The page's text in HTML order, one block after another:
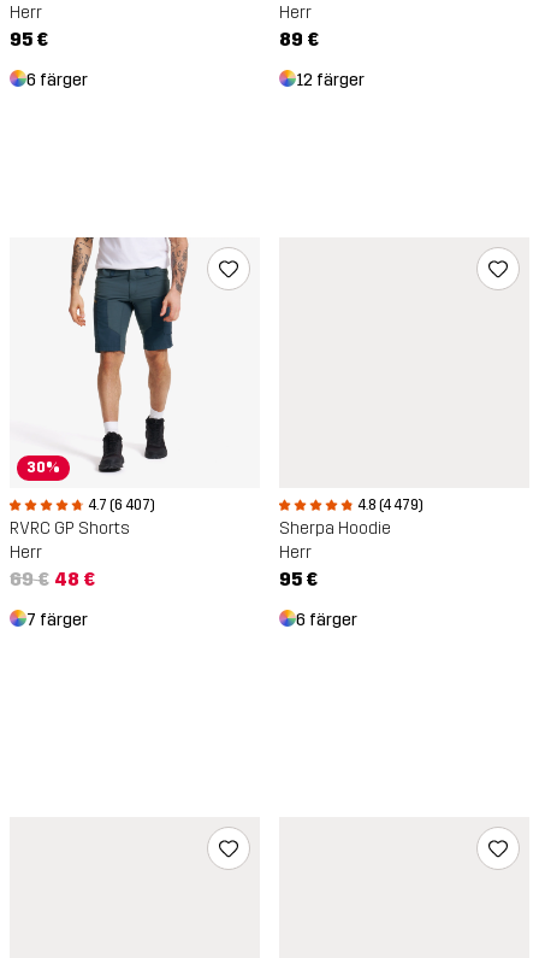
Herr
95 €
6 färger
Herr
89 €
12 färger
30%
4.7 (6 407)
RVRC GP Shorts
Herr
69 € 48 €
7 färger
4.8 (4 479)
Sherpa Hoodie
Herr
95 €
6 färger